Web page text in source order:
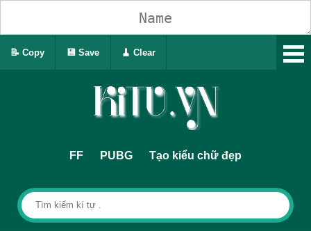
FF PUBG Tạo kiểu chữ đẹp
📝 Copy 💾 Save 🧹 Clear